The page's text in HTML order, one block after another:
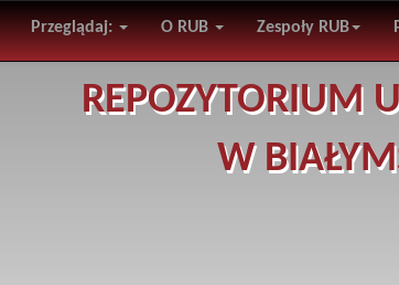
Przeglądaj: O RUB Zespoły RUB
REPOZYTORIUM
W